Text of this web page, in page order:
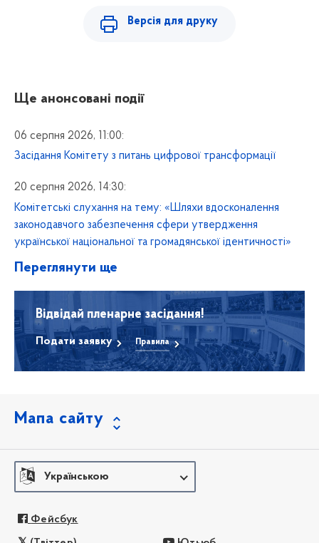
Версія для друку
Ще анонсовані події
06 серпня 2026, 11:00:
Засідання Комітету з питань цифрової трансформації
20 серпня 2026, 14:30:
Комітетські слухання на тему: «Шляхи вдосконалення
законодавчого забезпечення сфери утвердження
української національної та громадянської ідентичності»
Переглянути ще
Відвідай пленарне засідання!
Подати заявку Правила
Мапа сайту
Українською
Фейсбук